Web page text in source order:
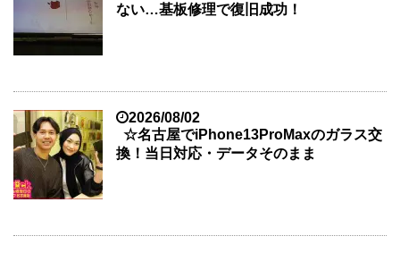
ない…基板修理で復旧成功！
2026/08/02
☆名古屋でiPhone13ProMaxのガラス交
換！当日対応・データそのまま